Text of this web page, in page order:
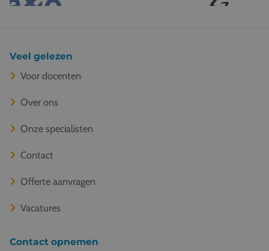
Veel gelezen
Voor docenten
Over ons
Onze specialisten
Contact
Offerte aanvragen
Vacatures
Contact opnemen